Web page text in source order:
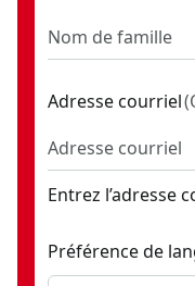
Adresse courriel(
Entrez l’adresse
Préférence de